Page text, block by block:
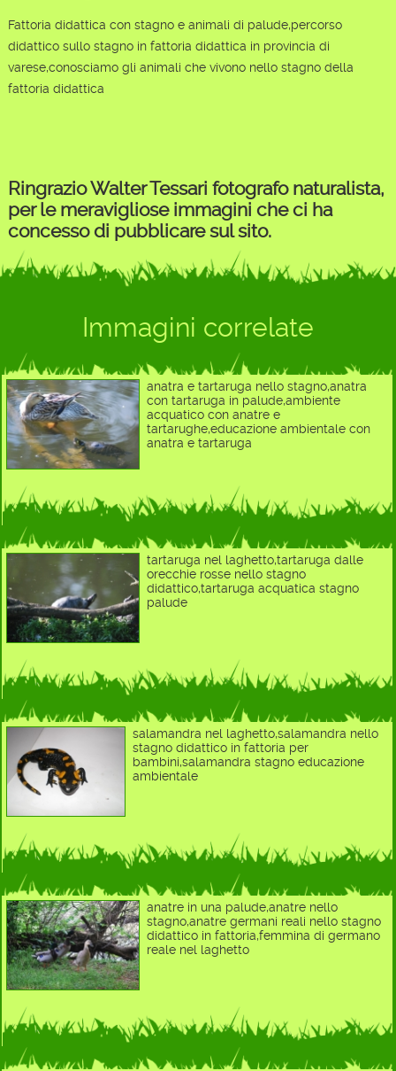
Fattoria didattica con stagno e animali di palude,percorso
didattico sullo stagno in fattoria didattica in provincia di
varese,conosciamo gli animali che vivono nello stagno della
fattoria didattica
Ringrazio Walter Tessari fotografo naturalista,
per le meravigliose immagini che ci ha
concesso di pubblicare sul sito.
Immagini correlate
anatra e tartaruga nello stagno,anatra
con tartaruga in palude,ambiente
acquatico con anatre e
tartarughe,educazione ambientale con
anatra e tartaruga
tartaruga nel laghetto,tartaruga dalle
orecchie rosse nello stagno
didattico,tartaruga acquatica stagno
palude
salamandra nel laghetto,salamandra nello
stagno didattico in fattoria per
bambini,salamandra stagno educazione
ambientale
anatre in una palude,anatre nello
stagno,anatre germani reali nello stagno
didattico in fattoria,femmina di germano
reale nel laghetto